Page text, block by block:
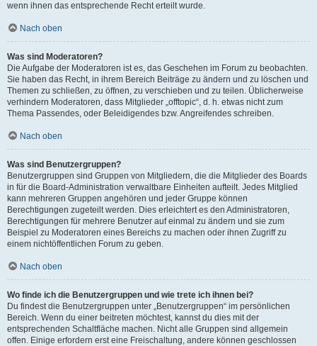
wenn ihnen das entsprechende Recht erteilt wurde.
Nach oben
Was sind Moderatoren?
Die Aufgabe der Moderatoren ist es, das Geschehen im Forum zu beobachten.
Sie haben das Recht, in ihrem Bereich Beiträge zu ändern und zu löschen und
Themen zu schließen, zu öffnen, zu verschieben und zu teilen. Üblicherweise
verhindern Moderatoren, dass Mitglieder „offtopic“, d. h. etwas nicht zum
Thema Passendes, oder Beleidigendes bzw. Angreifendes schreiben.
Nach oben
Was sind Benutzergruppen?
Benutzergruppen sind Gruppen von Mitgliedern, die die Mitglieder des Boards
in für die Board-Administration verwaltbare Einheiten aufteilt. Jedes Mitglied
kann mehreren Gruppen angehören und jeder Gruppe können
Berechtigungen zugeteilt werden. Dies erleichtert es den Administratoren,
Berechtigungen für mehrere Benutzer auf einmal zu ändern und sie zum
Beispiel zu Moderatoren eines Bereichs zu machen oder ihnen Zugriff zu
einem nichtöffentlichen Forum zu geben.
Nach oben
Wo finde ich die Benutzergruppen und wie trete ich ihnen bei?
Du findest die Benutzergruppen unter „Benutzergruppen“ im persönlichen
Bereich. Wenn du einer beitreten möchtest, kannst du dies mit der
entsprechenden Schaltfläche machen. Nicht alle Gruppen sind allgemein
offen. Einige erfordern erst eine Freischaltung, andere können geschlossen